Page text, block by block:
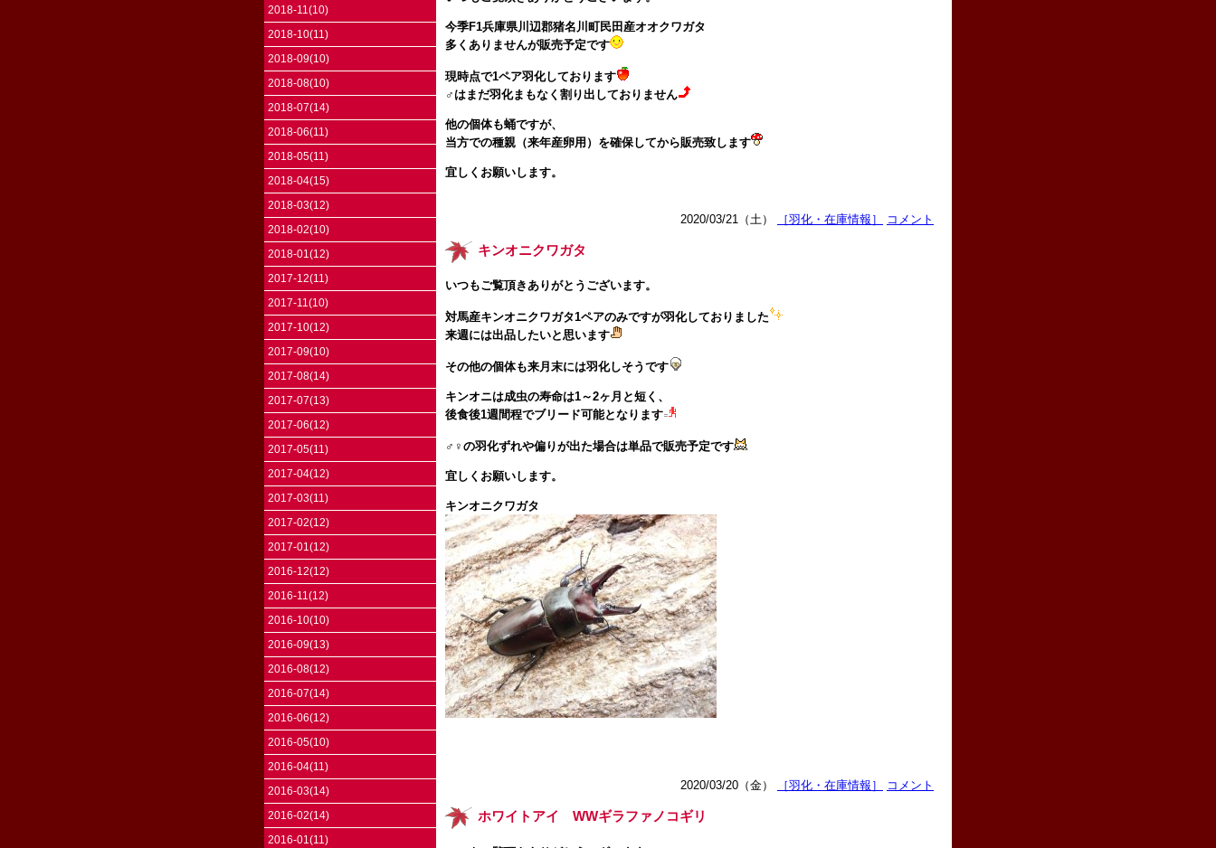
2018-11(10)
2018-10(11)
2018-09(10)
2018-08(10)
2018-07(14)
2018-06(11)
2018-05(11)
2018-04(15)
2018-03(12)
2018-02(10)
2018-01(12)
2017-12(11)
2017-11(10)
2017-10(12)
2017-09(10)
2017-08(14)
2017-07(13)
2017-06(12)
2017-05(11)
2017-04(12)
2017-03(11)
2017-02(12)
2017-01(12)
2016-12(12)
2016-11(12)
2016-10(10)
2016-09(13)
2016-08(12)
2016-07(14)
2016-06(12)
2016-05(10)
2016-04(11)
2016-03(14)
2016-02(14)
2016-01(11)
今季F1兵庫県川辺郡猪名川町民田産オオクワガタ
多くありませんが販売予定です
現時点で1ペア羽化しております
♂はまだ羽化まもなく割り出しておりません
他の個体も蛹ですが、
当方での種親（来年産卵用）を確保してから販売致します
宜しくお願いします。
2020/03/21（土） ［羽化・在庫情報］ コメント
キンオニクワガタ
いつもご覧頂きありがとうございます。
対馬産キンオニクワガタ1ペアのみですが羽化しておりました
来週には出品したいと思います
その他の個体も来月末には羽化しそうです
キンオニは成虫の寿命は1～2ヶ月と短く、
後食後1週間程でブリード可能となります
♂♀の羽化ずれや偏りが出た場合は単品で販売予定です
宜しくお願いします。
キンオニクワガタ
2020/03/20（金） ［羽化・在庫情報］ コメント
ホワイトアイ WWギラファノコギリ